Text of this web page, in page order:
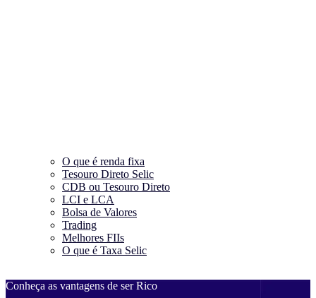
O que é renda fixa
Tesouro Direto Selic
CDB ou Tesouro Direto
LCI e LCA
Bolsa de Valores
Trading
Melhores FIIs
O que é Taxa Selic
Conheça as vantagens de ser Rico